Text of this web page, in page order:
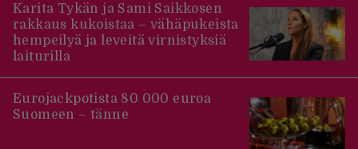
Karita Tykän ja Sami Saikkosen
rakkaus kukoistaa – vähäpukeista
hempeilyä ja leveitä virnistyksiä
laiturilla
Eurojackpotista 80 000 euroa
Suomeen – tänne